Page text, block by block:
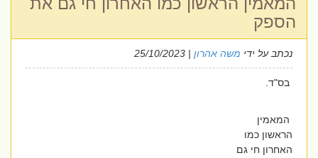
הספק
נכתב על ידימשה אהרון| 25/10/2023
בס"ד.
המאמין
הראשון כמו
האחרון חי גם